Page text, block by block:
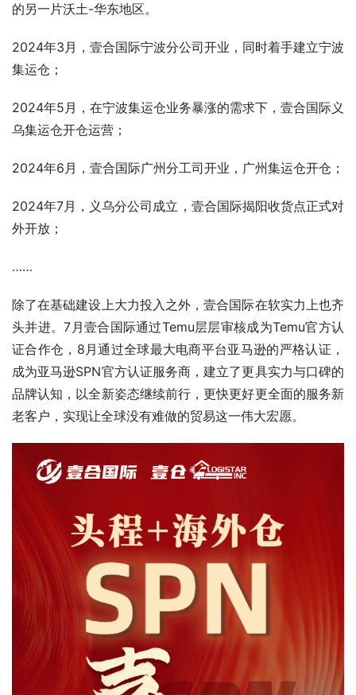
的另一片沃土-华东地区。
2024年3月，壹合国际宁波分公司开业，同时着手建立宁波
集运仓；
2024年5月，在宁波集运仓业务暴涨的需求下，壹合国际义
乌集运仓开仓运营；
2024年6月，壹合国际广州分工司开业，广州集运仓开仓；
2024年7月，义乌分公司成立，壹合国际揭阳收货点正式对
外开放；
……
除了在基础建设上大力投入之外，壹合国际在软实力上也齐
头并进。7月壹合国际通过Temu层层审核成为Temu官方认
证合作仓，8月通过全球最大电商平台亚马逊的严格认证，
成为亚马逊SPN官方认证服务商，建立了更具实力与口碑的
品牌认知，以全新姿态继续前行，更快更好更全面的服务新
老客户，实现让全球没有难做的贸易这一伟大宏愿。